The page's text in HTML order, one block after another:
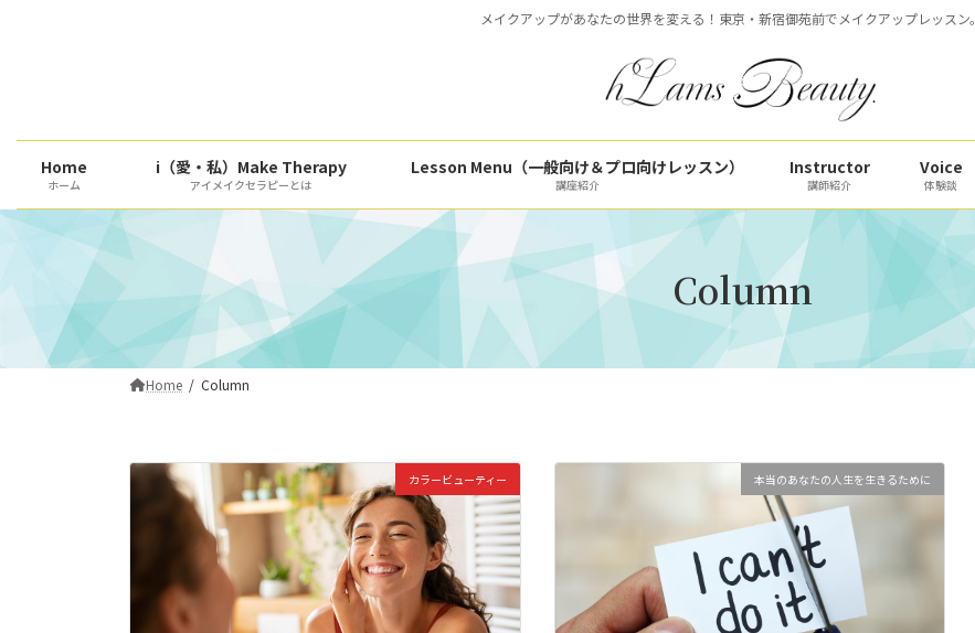
ッ
移
メイクアップがあなたの世界を変える！東京・新宿御苑前でメイクアップレッスン。
Home
ホーム
i（愛・私）Make Therapy
アイメイクセラピーとは
Lesson Menu（一般向け＆プロ向けレッスン）
講座紹介
Instructor
講師紹介
Voice
体験談
Column
Home Column
カラービューティー 本当のあなたの人生を生きるために